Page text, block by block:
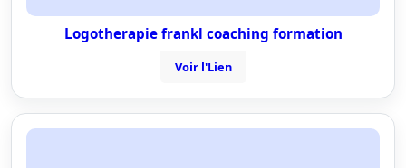
Logotherapie frankl coaching formation
Voir l'Lien